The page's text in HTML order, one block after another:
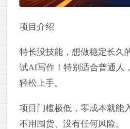
项目介绍
特长没技能，想做稳定长久
试AI写作！特别适合普通人
轻松上手。
项目门槛极低，零成本就能
不用囤货、没有任何风险。